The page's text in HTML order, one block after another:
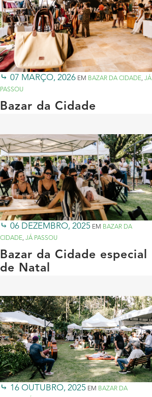
07 MARÇO, 2026 EM BAZAR DA CIDADE, JÁ
PASSOU
Bazar da Cidade
06 DEZEMBRO, 2025 EM BAZAR DA
CIDADE, JÁ PASSOU
Bazar da Cidade especial
de Natal
16 OUTUBRO, 2025 EM BAZAR DA